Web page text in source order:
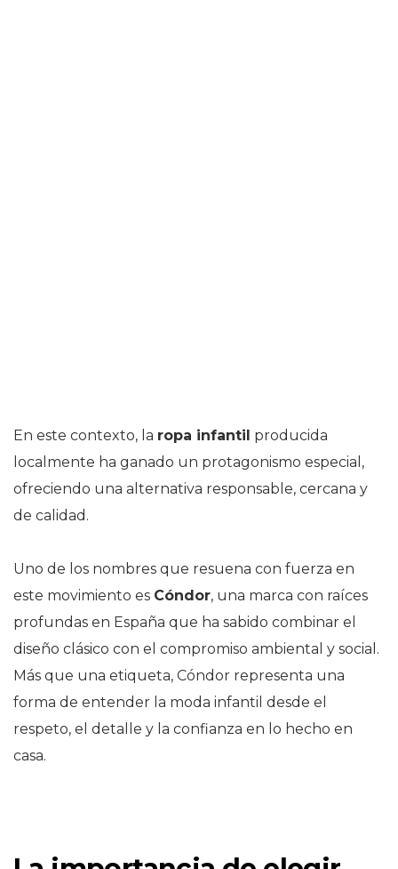
En este contexto, la ropa infantil producida
localmente ha ganado un protagonismo especial,
ofreciendo una alternativa responsable, cercana y
de calidad.
Uno de los nombres que resuena con fuerza en
este movimiento es Cóndor, una marca con raíces
profundas en España que ha sabido combinar el
diseño clásico con el compromiso ambiental y social.
Más que una etiqueta, Cóndor representa una
forma de entender la moda infantil desde el
respeto, el detalle y la confianza en lo hecho en
casa.